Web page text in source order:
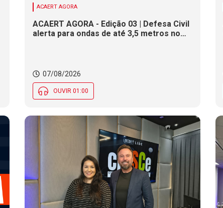
ACAERT AGORA
ACAERT AGORA - Edição 03 | Defesa Civil
alerta para ondas de até 3,5 metros no
tradições indígenas e de imigrantes em
SC
07/08/2026
OUVIR 01:00